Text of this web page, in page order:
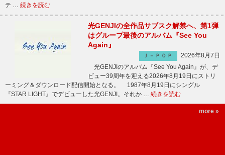
テ … 続きを読む
光GENJIの全作品サブスク解禁へ、第1弾
はグループ最後のアルバム『See You
Again』
Ｊ－ＰＯＰ
2026年8月7日
光GENJIのアルバム『See You Again』が、デ
ビュー39周年を迎える2026年8月19日にストリ
ーミング＆ダウンロード配信開始となる。 1987年8月19日にシングル
『STAR LIGHT』でデビューした光GENJI。それか … 続きを読む
more »